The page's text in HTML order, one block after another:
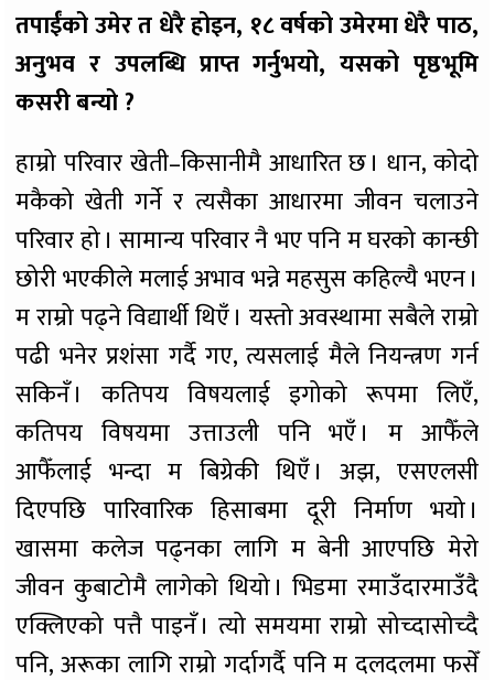
तपाईंको उमेर त धेरै होइन, १८ वर्षको उमेरमा धेरै पाठ,
अनुभव र उपलब्धि प्राप्त गर्नुभयो, यसको पृष्ठभूमि
कसरी बन्यो ?
हाम्रो परिवार खेती–किसानीमै आधारित छ । धान, कोदो
मकैको खेती गर्ने र त्यसैका आधारमा जीवन चलाउने
परिवार हो । सामान्य परिवार नै भए पनि म घरको कान्छी
छोरी भएकीले मलाई अभाव भन्ने महसुस कहिल्यै भएन ।
म राम्रो पढ्ने विद्यार्थी थिएँ । यस्तो अवस्थामा सबैले राम्रो
पढी भनेर प्रशंसा गर्दै गए, त्यसलाई मैले नियन्त्रण गर्न
सकिनँ । कतिपय विषयलाई इगोको रूपमा लिएँ,
कतिपय विषयमा उत्ताउली पनि भएँ । म आफैँले
आफैँलाई भन्दा म बिग्रेकी थिएँ । अझ, एसएलसी
दिएपछि पारिवारिक हिसाबमा दूरी निर्माण भयो ।
खासमा कलेज पढ्नका लागि म बेनी आएपछि मेरो
जीवन कुबाटोमै लागेको थियो । भिडमा रमाउँदारमाउँदै
एक्लिएको पत्तै पाइनँ । त्यो समयमा राम्रो सोच्दासोच्दै
पनि, अरूका लागि राम्रो गर्दागर्दै पनि म दलदलमा फसेँ